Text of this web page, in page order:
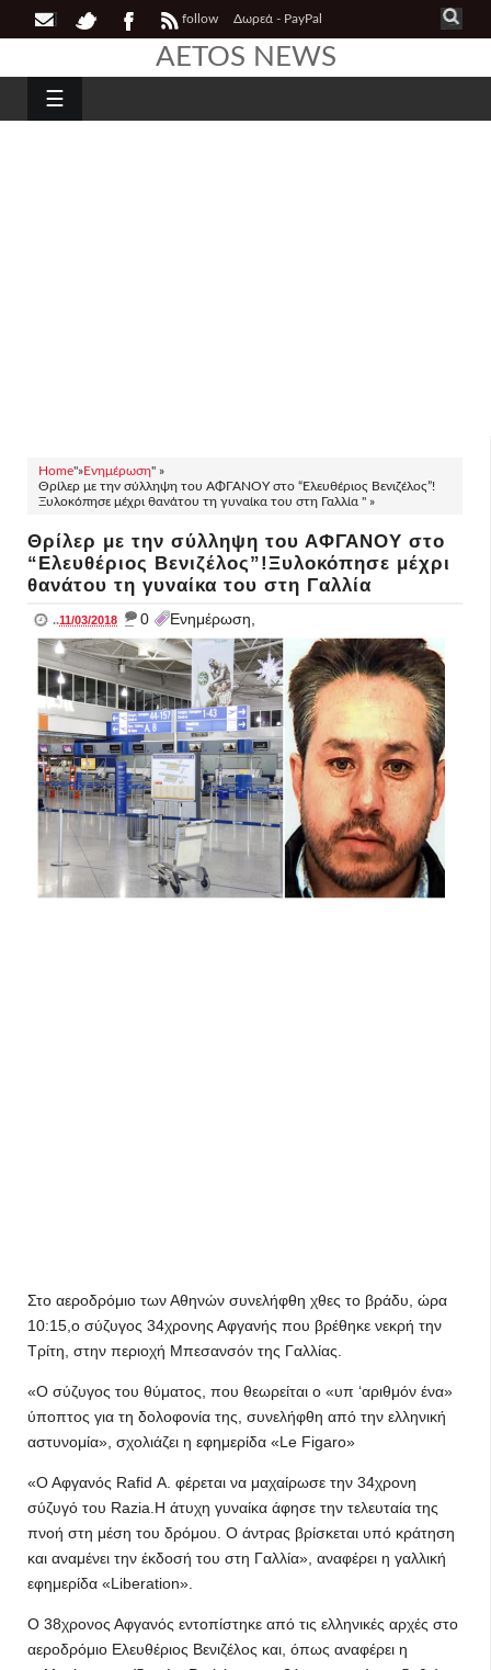
follow Δωρεά - PayPal
AETOS NEWS
☰
Home"»Ενημέρωση" »
Θρίλερ με την σύλληψη του ΑΦΓΑΝΟΥ στο “Ελευθέριος Βενιζέλος”!
Ξυλοκόπησε μέχρι θανάτου τη γυναίκα του στη Γαλλία " »
Θρίλερ με την σύλληψη του ΑΦΓΑΝΟΥ στο
“Ελευθέριος Βενιζέλος”!Ξυλοκόπησε μέχρι
θανάτου τη γυναίκα του στη Γαλλία
..11/03/2018 _ 0 Ενημέρωση,
Στο αεροδρόμιο των Αθηνών συνελήφθη χθες το βράδυ, ώρα
10:15,ο σύζυγος 34χρονης Αφγανής που βρέθηκε νεκρή την
Τρίτη, στην περιοχή Μπεσανσόν της Γαλλίας.
«Ο σύζυγος του θύματος, που θεωρείται ο «υπ ‘αριθμόν ένα»
ύποπτος για τη δολοφονία της, συνελήφθη από την ελληνική
αστυνομία», σχολιάζει η εφημερίδα «Le Figaro»
«Ο Αφγανός Rafid Α. φέρεται να μαχαίρωσε την 34χρονη
σύζυγό του Razia.Η άτυχη γυναίκα άφησε την τελευταία της
πνοή στη μέση του δρόμου. Ο άντρας βρίσκεται υπό κράτηση
και αναμένει την έκδοσή του στη Γαλλία», αναφέρει η γαλλική
εφημερίδα «Liberation».
Ο 38χρονος Αφγανός εντοπίστηκε από τις ελληνικές αρχές στο
αεροδρόμιο Ελευθέριος Βενιζέλος και, όπως αναφέρει η